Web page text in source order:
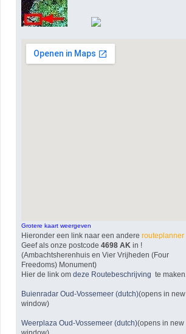
Grotere kaart weergeven
Hieronder een link naar een andere routeplanner
Geef als onze postcode4698 AK in !
(Ambachtsherenhuis en Vier Vrijheden (Four
Freedoms) Monument)
Hier de link omdeze Routebeschrijving te maken.
Buienradar Oud-Vossemeer (dutch)(opens in new
window)
Weerplaza Oud-Vossemeer (dutch)(opens in new